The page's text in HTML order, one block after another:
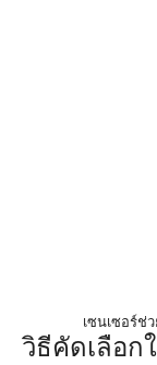
เซนเซอร์ช่
วิธีคัดเลือก